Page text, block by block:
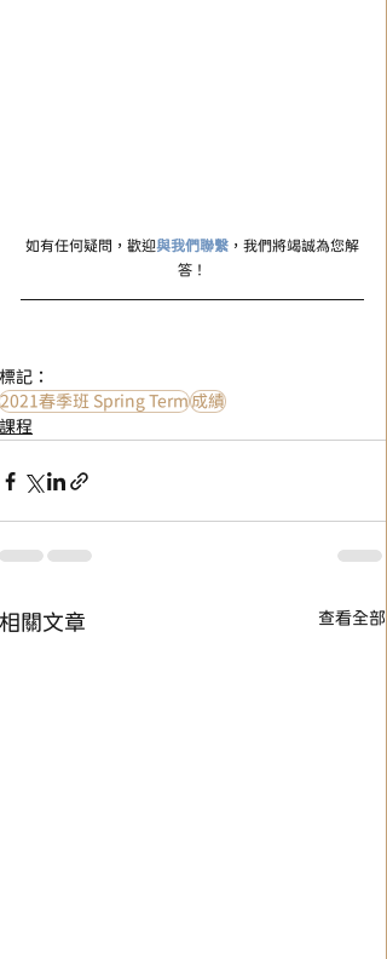
如有任何疑問，歡迎與我們聯繫 ，我們將竭誠為您解
答！
標記：
2021春季班 Spring Term成績
課程
相關文章 查看全部